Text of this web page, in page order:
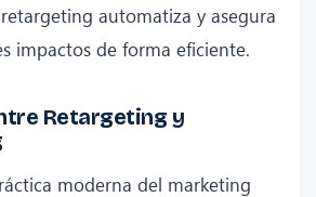
automatiza y asegura
impactos de forma eficiente.
Retargeting y
moderna del marketing